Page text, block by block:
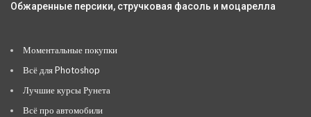
Обжаренные персики, стручковая фасоль и моцарелла
Моментальные покупки
Всё для Photoshop
Лучшие курсы Рунета
Всё про автомобили